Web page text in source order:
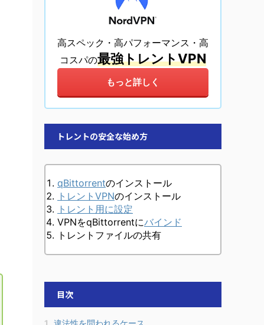
高スペック・高パフォーマンス・高
コスパの最強トレントVPN
もっと詳しく
トレントの安全な始め方
qBittorrentのインストール
トレントVPNのインストール
トレント用に設定
VPNをqBittorrentにバインド
トレントファイルの共有
目次
1
違法性を問われるケース